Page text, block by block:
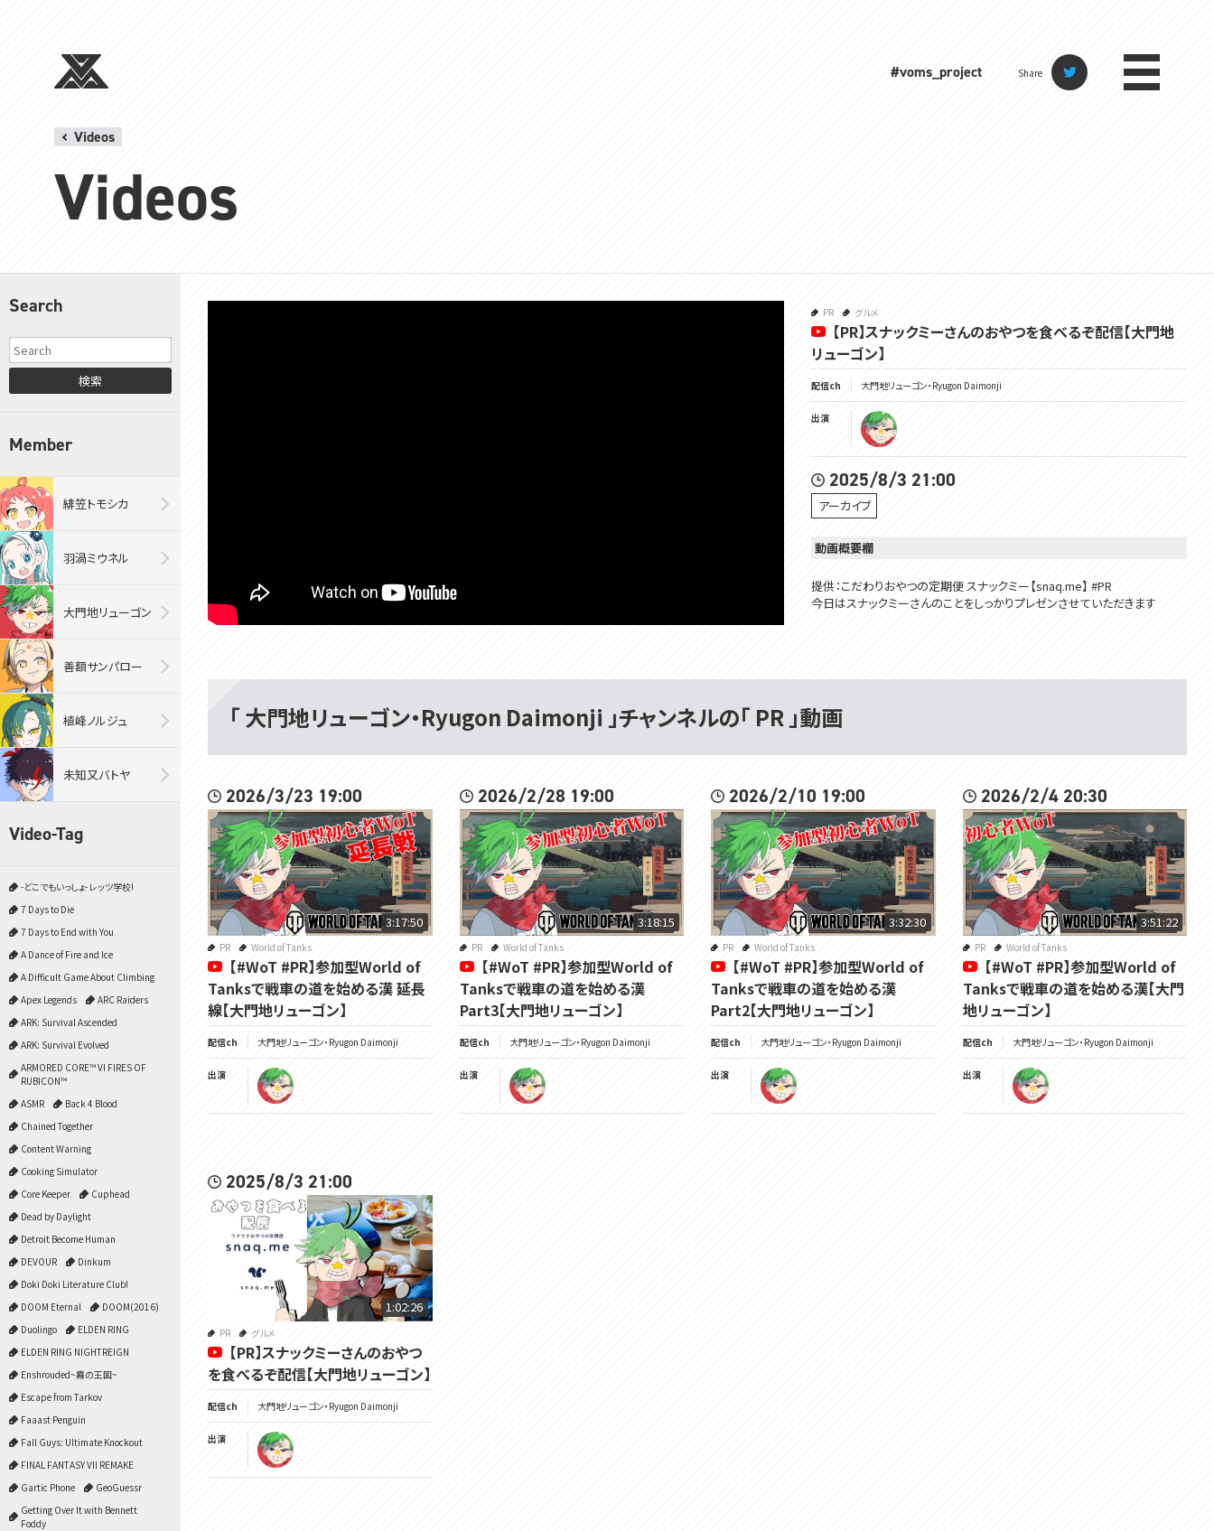
#voms_project Share
Videos
Videos
Search
検索
Member
緋笠トモシカ
羽渦ミウネル
大門地リューゴン
善額サンパロー
植峰ノルジュ
未知又バトヤ
Video-Tag
-どこでもいっしょ- レッツ学校!
7 Days to Die
7 Days to End with You
A Dance of Fire and Ice
A Difficult Game About Climbing
Apex Legends
ARC Raiders
ARK: Survival Ascended
ARK: Survival Evolved
ARMORED CORE™ VI FIRES OF
RUBICON™
ASMR
Back 4 Blood
Chained Together
Content Warning
Cooking Simulator
Core Keeper
Cuphead
Dead by Daylight
Detroit Become Human
DEVOUR
Dinkum
Doki Doki Literature Club!
DOOM Eternal
DOOM(2016)
Duolingo
ELDEN RING
ELDEN RING NIGHTREIGN
Enshrouded~霧の王国~
Escape from Tarkov
Faaast Penguin
Fall Guys: Ultimate Knockout
FINAL FANTASY VII REMAKE
Gartic Phone
GeoGuessr
Getting Over It with Bennett
Foddy
PR グルメ
【PR】スナックミーさんのおやつを食べるぞ配信【大門地
リューゴン】
配信ch 大門地リューゴン・Ryugon Daimonji
出演
2025/8/3 21:00
アーカイブ
動画概要欄
提供：こだわりおやつの定期便 スナックミー【snaq.me】 #PR
今日はスナックミーさんのことをしっかりプレゼンさせていただきます
期間限定で定期便の初回BOXを【1,000円OFF】の880円（本体）＋送料でご
詳細は下のURLをチェックしてみてください！
dium=sponsored&utm_campaign=ryugon
Membership is here!! メンバーシップはここ！
https://www.youtube.com/channel/UCivDgaCAh7WPBoKA24WNwJQ/j
oin
所属：#VOMSProject
チャンネル：https://www.youtube.com/channel/UCdMp...
Twitter：
/ voms_project
HP：https://voms.net/
「 大門地リューゴン・Ryugon Daimonji 」チャンネルの「 PR 」動画
2026/3/23 19:00
3:17:50
PR World of Tanks
【#WoT #PR】参加型World of
Tanksで戦車の道を始める漢 延長
線【大門地リューゴン】
配信ch 大門地リューゴン・Ryugon Daimonji
出演
2026/2/28 19:00
3:18:15
PR World of Tanks
【#WoT #PR】参加型World of
Tanksで戦車の道を始める漢
Part3【大門地リューゴン】
配信ch 大門地リューゴン・Ryugon Daimonji
出演
2026/2/10 19:00
3:32:30
PR World of Tanks
【#WoT #PR】参加型World of
Tanksで戦車の道を始める漢
Part2【大門地リューゴン】
配信ch 大門地リューゴン・Ryugon Daimonji
出演
2026/2/4 20:30
3:51:22
PR World of Tanks
【#WoT #PR】参加型World of
Tanksで戦車の道を始める漢【大門
地リューゴン】
配信ch 大門地リューゴン・Ryugon Daimonji
出演
2025/8/3 21:00
1:02:26
PR グルメ
【PR】スナックミーさんのおやつ
を食べるぞ配信【大門地リューゴン】
配信ch 大門地リューゴン・Ryugon Daimonji
出演